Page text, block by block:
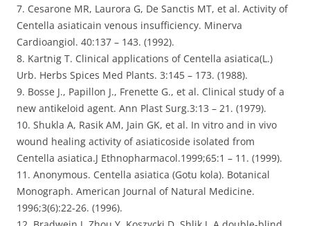
7. Cesarone MR, Laurora G, De Sanctis MT, et al. Activity of
Centella asiaticain venous insufficiency. Minerva
Cardioangiol. 40:137 – 143. (1992).
8. Kartnig T. Clinical applications of Centella asiatica(L.)
Urb. Herbs Spices Med Plants. 3:145 – 173. (1988).
9. Bosse J., Papillon J., Frenette G., et al. Clinical study of a
new antikeloid agent. Ann Plast Surg.3:13 – 21. (1979).
10. Shukla A, Rasik AM, Jain GK, et al. In vitro and in vivo
wound healing activity of asiaticoside isolated from
Centella asiatica.J Ethnopharmacol.1999;65:1 – 11. (1999).
11. Anonymous. Centella asiatica (Gotu kola). Botanical
Monograph. American Journal of Natural Medicine.
1996;3(6):22-26. (1996).